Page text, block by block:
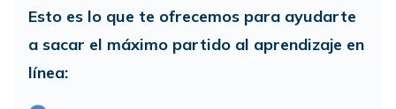
Esto es lo que te ofrecemos para ayudarte
a sacar el máximo partido al aprendizaje en
línea: